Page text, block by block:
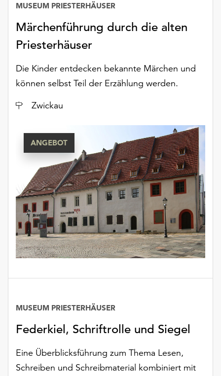
„Cookie-
zur
Verfügung.
Funktionale
Cookies
werden
auch
Ihr
weiterhin
ausgeführt.
Möchten
verwendeten
Cookies
anpassen,
erreichen
Sie
die
über
„Auswählen“.
Weitere
finden
Sie
Märchenführung durch die alten
Priesterhäuser
MUSEUM PRIESTERHÄUSER
Die Kinder entdecken bekannte Märchen und
können selbst Teil der Erzählung werden.
Ort
Zwickau
ANGEBOT
Federkiel, Schriftrolle und Siegel
MUSEUM PRIESTERHÄUSER
Eine Überblicksführung zum Thema Lesen,
Schreiben und Schreibmaterial kombiniert mit